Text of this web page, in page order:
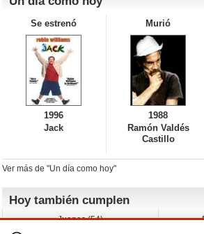
Se estrenó
1996
Jack
Murió
1988
Ramón Valdés
Castillo
Ver más de "Un día como hoy"
Hoy también cumplen
Juanes (54)